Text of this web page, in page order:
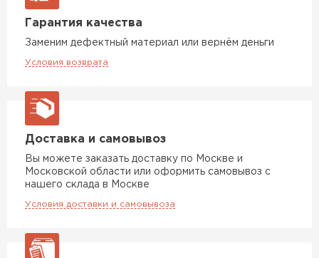
Гарантия качества
Заменим дефектный материал или вернём деньги
Условия возврата
Доставка и самовывоз
Вы можете заказать доставку по Москве и
Московской области или оформить самовывоз с
нашего склада в Москве
Условия доставки и самовывоза